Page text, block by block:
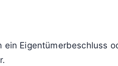
Eigentümerbeschluss